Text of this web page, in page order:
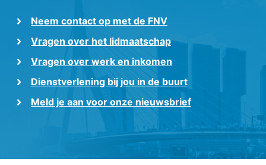
Neem contact op met de FNV
Vragen over het lidmaatschap
Vragen over werk en inkomen
Dienstverlening bij jou in de buurt
Meld je aan voor onze nieuwsbrief